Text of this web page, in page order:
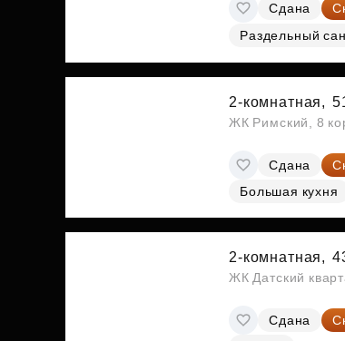
Сдана
Раздельный
2-комнатная,
ЖК Римский, 8
Сдана
Большая кухня
2-комнатная,
ЖК Датский
Сдана